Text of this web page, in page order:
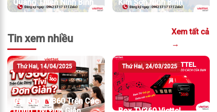
Quang Thiện Ninh Bình
Kim Sơn Ninh Bình
Tin xem nhiều
Xem tất cả
→
Thứ Hai, 14/04/2025
Cài App TV360 Trên Các
Thứ Hai, 24/03/2025